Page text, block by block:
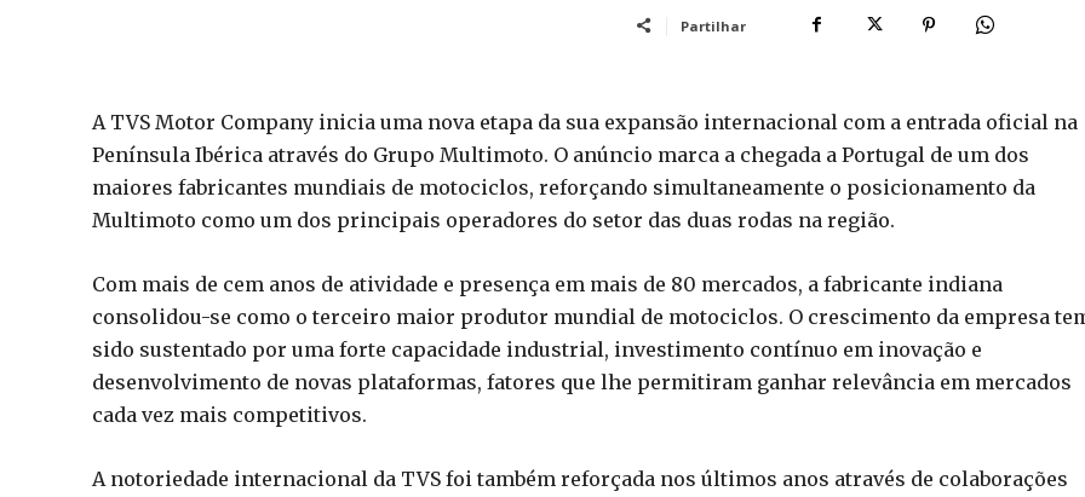
Partilhar
A TVS Motor Company inicia uma nova etapa da sua expansão internacional com a entrada oficial na
Península Ibérica através do Grupo Multimoto. O anúncio marca a chegada a Portugal de um dos
maiores fabricantes mundiais de motociclos, reforçando simultaneamente o posicionamento da
Multimoto como um dos principais operadores do setor das duas rodas na região.
Com mais de cem anos de atividade e presença em mais de 80 mercados, a fabricante indiana
consolidou-se como o terceiro maior produtor mundial de motociclos. O crescimento da empresa
sido sustentado por uma forte capacidade industrial, investimento contínuo em inovação e
desenvolvimento de novas plataformas, fatores que lhe permitiram ganhar relevância em mercados
cada vez mais competitivos.
A notoriedade internacional da TVS foi também reforçada nos últimos anos através de colaborações